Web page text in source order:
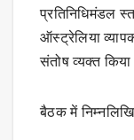
प्रतिनिधिमंडल
ऑस्ट्रेलिया
संतोष व्यक्त
बैठक में